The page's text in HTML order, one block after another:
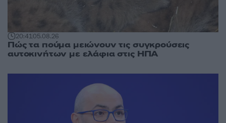
20:4105.08.26
Πώς τα πούμα μειώνουν τις συγκρούσεις
αυτοκινήτων με ελάφια στις ΗΠΑ